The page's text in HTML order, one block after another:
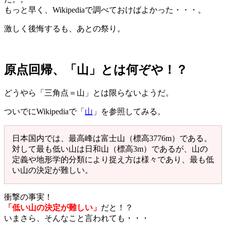
もっと早く、Wikipediaで調べておけばよかった・・・。
激しく後悔するも、あとの祭り。
原点回帰、「山」とは何ぞや！？
どうやら「三角点＝山」とは限らないようだ。
ついでにWikipediaで「 山 」を参照してみる。
日本国内では、最高峰は富士山（標高3776m）である。
対して最も低い山は日和山（標高3m）であるが、山の
定義や地形学的分類により捉え方は様々であり、最も低
い山の決定が難しい。
衝撃の事実！
「低い山の決定が難しい」 だと！？
いまさら、そんなこと言われても・・・